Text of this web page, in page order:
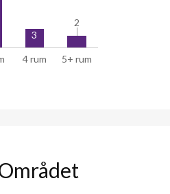
4 rum 5+ rum
3
2
2